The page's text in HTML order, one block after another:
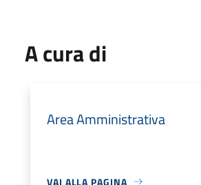
A cura di
Area Amministrativa
VAI ALLA PAGINA